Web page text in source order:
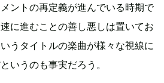
ントの再定義が進んでいる時期で
に進むことの善し悪しは置いてお
うタイトルの楽曲が様々な視線に
いうのも事実だろう。